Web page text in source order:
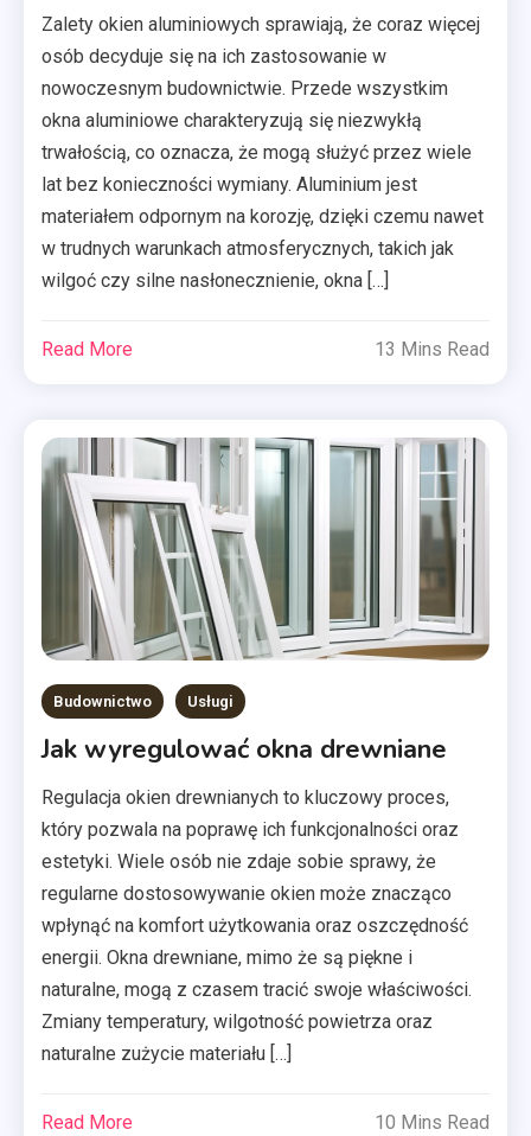
Zalety okien aluminiowych sprawiają, że coraz więcej
osób decyduje się na ich zastosowanie w
nowoczesnym budownictwie. Przede wszystkim
okna aluminiowe charakteryzują się niezwykłą
trwałością, co oznacza, że mogą służyć przez wiele
lat bez konieczności wymiany. Aluminium jest
materiałem odpornym na korozję, dzięki czemu nawet
w trudnych warunkach atmosferycznych, takich jak
wilgoć czy silne nasłonecznienie, okna […]
Read More 13 Mins Read
Budownictwo Usługi
Jak wyregulować okna drewniane
Regulacja okien drewnianych to kluczowy proces,
który pozwala na poprawę ich funkcjonalności oraz
estetyki. Wiele osób nie zdaje sobie sprawy, że
regularne dostosowywanie okien może znacząco
wpłynąć na komfort użytkowania oraz oszczędność
energii. Okna drewniane, mimo że są piękne i
naturalne, mogą z czasem tracić swoje właściwości.
Zmiany temperatury, wilgotność powietrza oraz
naturalne zużycie materiału […]
Read More 10 Mins Read